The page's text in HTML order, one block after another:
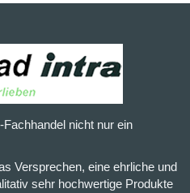
nicht nur ein
Versprechen, eine ehrliche und
sehr hochwertige Produkte